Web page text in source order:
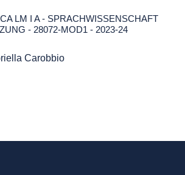
LM I A - SPRACHWISSENSCHAFT
- 28072-MOD1 - 2023-24
Carobbio